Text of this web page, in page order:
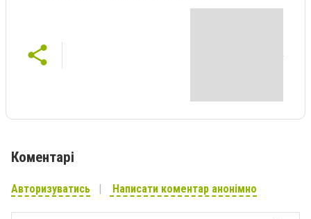
Коментарі
Авторизуватись Написати коментар анонімно